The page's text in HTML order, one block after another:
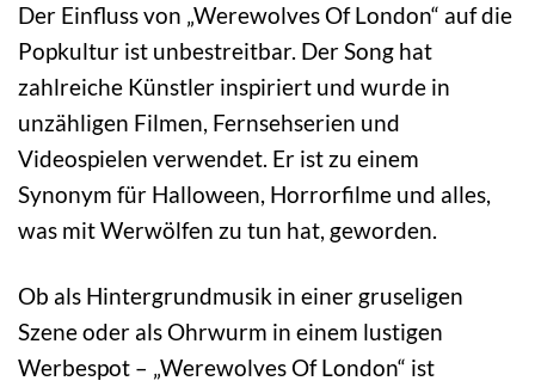
Der Einfluss von „Werewolves Of London“ auf die
Popkultur ist unbestreitbar. Der Song hat
zahlreiche Künstler inspiriert und wurde in
unzähligen Filmen, Fernsehserien und
Videospielen verwendet. Er ist zu einem
Synonym für Halloween, Horrorfilme und alles,
was mit Werwölfen zu tun hat, geworden.
Ob als Hintergrundmusik in einer gruseligen
Szene oder als Ohrwurm in einem lustigen
Werbespot – „Werewolves Of London“ ist